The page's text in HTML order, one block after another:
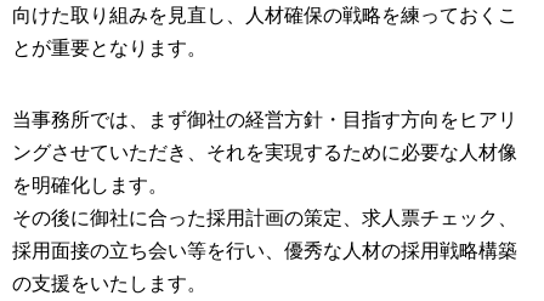
向けた取り組みを見直し、人材確保の戦略を練っておくこ
とが重要となります。
当事務所では、まず御社の経営方針・目指す方向をヒアリ
ングさせていただき、それを実現するために必要な人材像
を明確化します。
その後に御社に合った採用計画の策定、求人票チェック、
採用面接の立ち会い等を行い、優秀な人材の採用戦略構築
の支援をいたします。